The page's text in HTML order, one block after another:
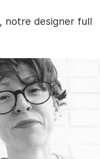
, notre designer full